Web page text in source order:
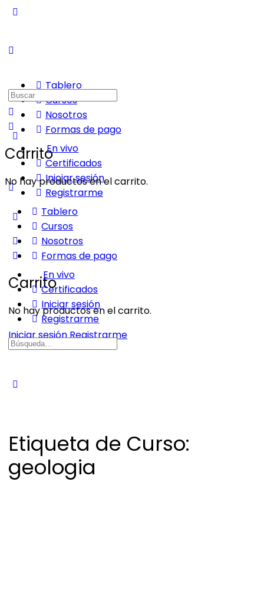
Tablero
Cursos
Nosotros
Formas de pago
En vivo
Certificados
Iniciar sesión
Registrarme
Carrito
No hay productos en el carrito.
Iniciar sesiónRegistrarme
Carrito
No hay productos en el carrito.
Buscar:
Tablero
Cursos
Nosotros
Formas de pago
En vivo
Certificados
Iniciar sesión
Registrarme
Buscar:
Etiqueta de Curso:
geologia